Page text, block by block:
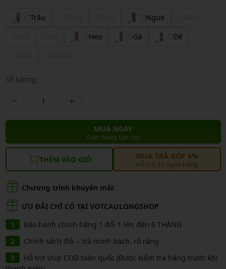
Trâu Ngựa
Heo Gà
Dê
Số lượng:
MUA NGAY
Giao hàng tận nơi
THÊM VÀO GIỎ MUA TRẢ GÓP 0%
Hỗ trợ 33 ngân hàng
Chương trình khuyến mãi:
ƯU ĐÃI CHỈ CÓ TẠI VOTCAULONGSHOP
Bảo hành chính hãng 1 đổi 1 lên đến 6 THÁNG
Chính sách đổi – trả minh bạch, rõ ràng
Hỗ trợ ship COD toàn quốc (Được kiểm tra hàng trước khi